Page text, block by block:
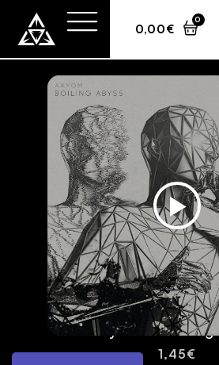
0,00€
0
Axyom – Boiling
1,45€